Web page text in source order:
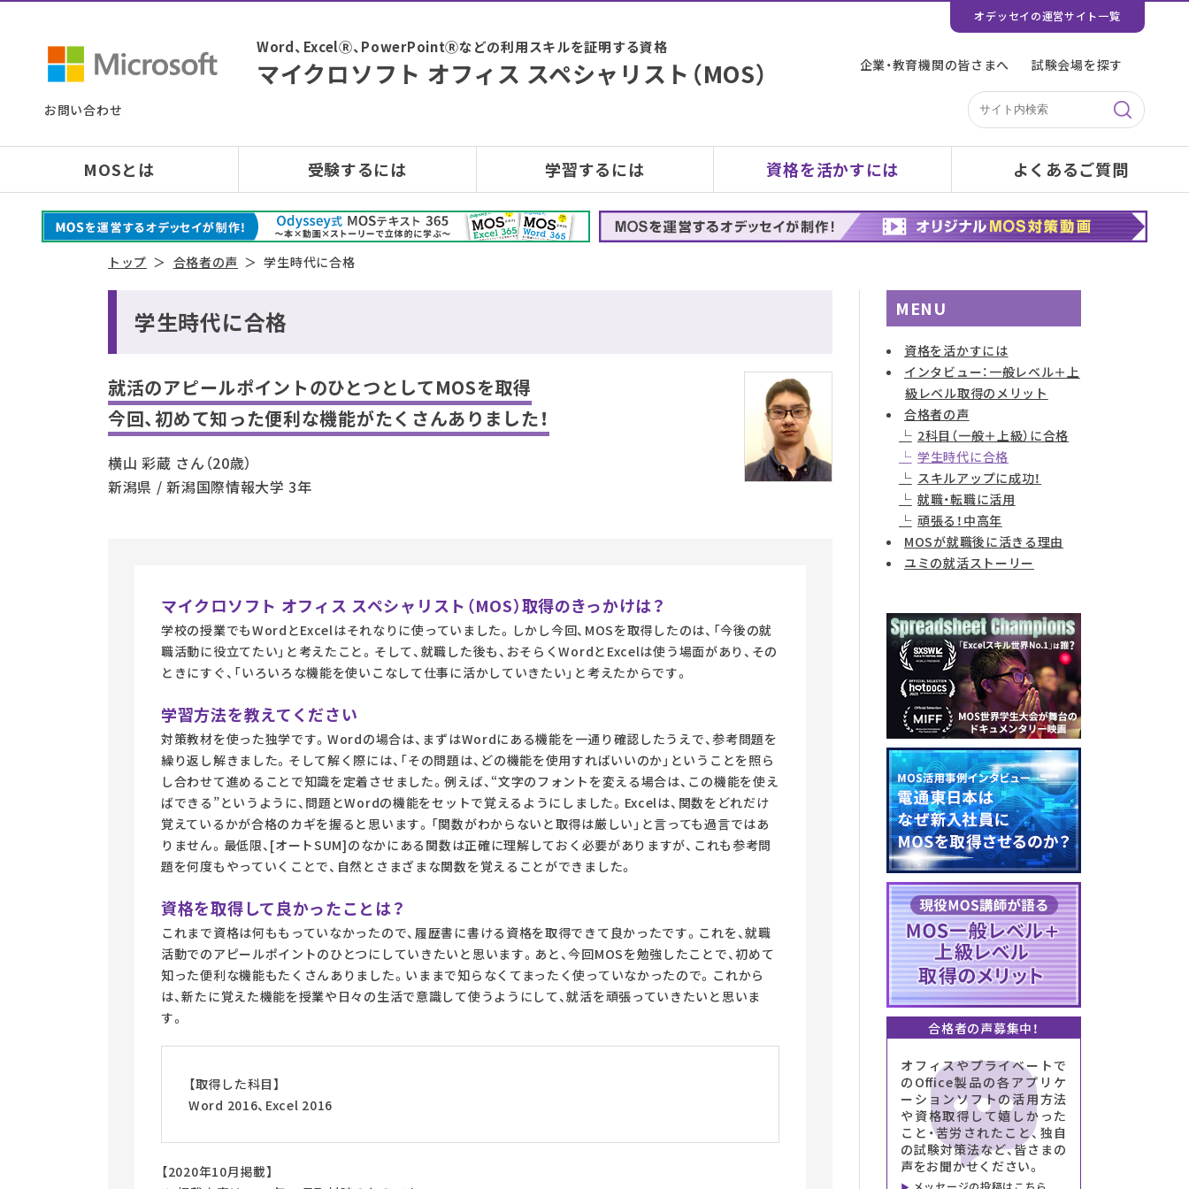
オデッセイの運営サイト一覧
Word、ExcelⓇ、PowerPointⓇなどの利用スキルを証明する資格
マイクロソフト オフィス スペシャリスト（MOS） 企業・教育機関の皆さまへ 試験会場を探す
お問い合わせ
MOSとは 受験するには 学習するには 資格を活かすには よくあるご質問
トップ 合格者の声 学生時代に合格
学生時代に合格
就活のアピールポイントのひとつとしてMOSを取得
今回、初めて知った便利な機能がたくさんありました！
横山 彩蔵 さん（20歳）
新潟県 / 新潟国際情報大学 3年
マイクロソフト オフィス スペシャリスト（MOS）取得のきっかけは？
学校の授業でもWordとExcelはそれなりに使っていました。しかし今回、MOSを取得したのは、「今後の就
職活動に役立てたい」と考えたこと。そして、就職した後も、おそらくWordとExcelは使う場面があり、その
ときにすぐ、「いろいろな機能を使いこなして仕事に活かしていきたい」と考えたからです。
学習方法を教えてください
対策教材を使った独学です。Wordの場合は、まずはWordにある機能を一通り確認したうえで、参考問題を
繰り返し解きました。そして解く際には、「その問題は、どの機能を使用すればいいのか」ということを照ら
し合わせて進めることで知識を定着させました。例えば、“文字のフォントを変える場合は、この機能を使え
ばできる”というように、問題とWordの機能をセットで覚えるようにしました。Excelは、関数をどれだけ
覚えているかが合格のカギを握ると思います。「関数がわからないと取得は厳しい」と言っても過言ではあ
りません。最低限、[オートSUM]のなかにある関数は正確に理解しておく必要がありますが、これも参考問
題を何度もやっていくことで、自然とさまざまな関数を覚えることができました。
資格を取得して良かったことは？
これまで資格は何ももっていなかったので、履歴書に書ける資格を取得できて良かったです。これを、就職
活動でのアピールポイントのひとつにしていきたいと思います。あと、今回MOSを勉強したことで、初めて
知った便利な機能もたくさんありました。いままで知らなくてまったく使っていなかったので。これから
は、新たに覚えた機能を授業や日々の生活で意識して使うようにして、就活を頑張っていきたいと思いま
す。
【取得した科目】
Word 2016、Excel 2016
【2020年10月掲載】
MENU
資格を活かすには
インタビュー：一般レベル＋上
級レベル取得のメリット
合格者の声
2科目（一般＋上級）に合格
学生時代に合格
スキルアップに成功！
就職・転職に活用
頑張る！中高年
MOSが就職後に活きる理由
ユミの就活ストーリー
合格者の声募集中！
オフィスやプライベートで
のOffice製品の各アプリケ
ーションソフトの活用方法
や資格取得して嬉しかった
こと・苦労されたこと、独自
の試験対策法など、皆さまの
声をお聞かせください。